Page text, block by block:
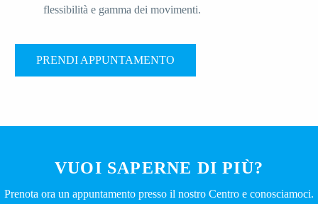
flessibilità e gamma dei movimenti.
PRENDI APPUNTAMENTO
VUOI SAPERNE DI PIÙ?
Prenota ora un appuntamento presso il nostro Centro e conosciamoci.